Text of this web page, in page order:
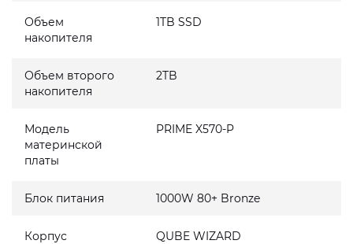
Объем
накопителя
1TB SSD
Объем второго
накопителя
2TB
Модель
материнской
платы
PRIME X570-P
Блок питания 1000W 80+ Bronze
Корпус QUBE WIZARD